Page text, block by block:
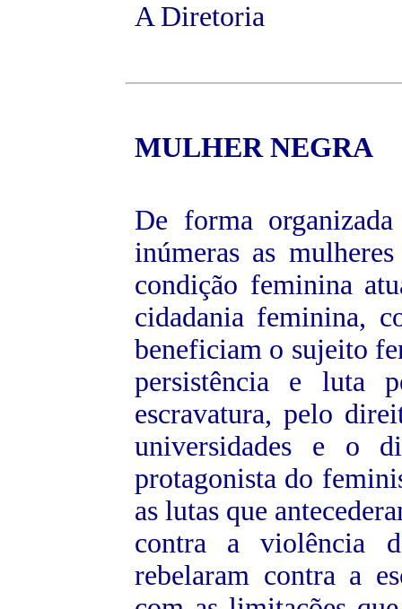
A Diretoria
MULHER NEGRA
De forma
inúmeras as
condição feminina
cidadania feminina,
beneficiam o sujeito
persistência e luta
escravatura, pelo
universidades e o
protagonista do
as lutas que
contra a violência
rebelaram contra a